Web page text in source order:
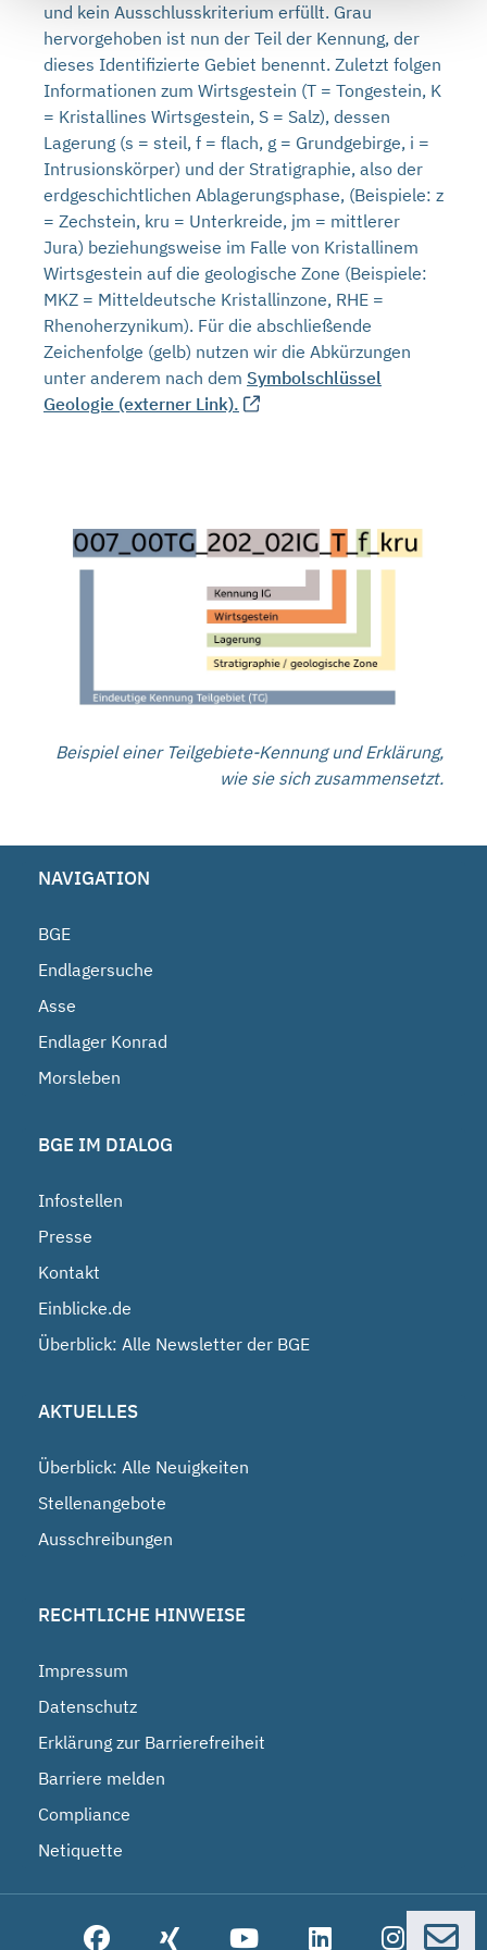
und kein Ausschlusskriterium erfüllt. Grau
hervorgehoben ist nun der Teil der Kennung, der
dieses Identifizierte Gebiet benennt. Zuletzt folgen
Informationen zum Wirtsgestein (T = Tongestein, K
= Kristallines Wirtsgestein, S = Salz), dessen
Lagerung (s = steil, f = flach, g = Grundgebirge, i =
Intrusionskörper) und der Stratigraphie, also der
erdgeschichtlichen Ablagerungsphase, (Beispiele: z
= Zechstein, kru = Unterkreide, jm = mittlerer
Jura) beziehungsweise im Falle von Kristallinem
Wirtsgestein auf die geologische Zone (Beispiele:
MKZ = Mitteldeutsche Kristallinzone, RHE =
Rhenoherzynikum). Für die abschließende
Zeichenfolge (gelb) nutzen wir die Abkürzungen
unter anderem nach dem Symbolschlüssel
Geologie (externer Link).
Beispiel einer Teilgebiete-Kennung und Erklärung,
wie sie sich zusammensetzt.
NAVIGATION
BGE
Endlagersuche
Asse
Endlager Konrad
Morsleben
BGE IM DIALOG
Infostellen
Presse
Kontakt
Einblicke.de
Überblick: Alle Newsletter der BGE
AKTUELLES
Überblick: Alle Neuigkeiten
Stellenangebote
Ausschreibungen
RECHTLICHE HINWEISE
Impressum
Datenschutz
Erklärung zur Barrierefreiheit
Barriere melden
Compliance
Netiquette